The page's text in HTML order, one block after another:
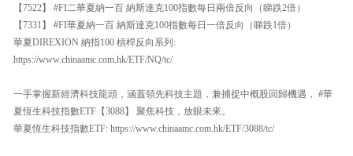
【7522】 #FI二華夏納一百 納斯達克100指數每日兩倍反向（睇跌2倍）
【7331】 #FI華夏納一百 納斯達克100指數每日一倍反向（睇跌1倍）
華夏DIREXION 納指100 槓桿反向系列:
https://www.chinaamc.com.hk/ETF/NQ/tc/
一手掌握新經濟科技龍頭，涵蓋領先科技主題，兼捕捉中概股回歸機遇， #華
夏恆生科技指數ETF【3088】 聚焦科技，放眼未來。
華夏恆生科技指數ETF: https://www.chinaamc.com.hk/ETF/3088/tc/